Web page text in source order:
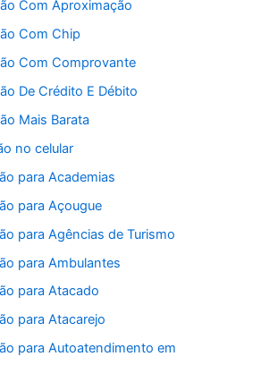
Com Aproximação
Com Chip
Com Comprovante
De Crédito E Débito
Mais Barata
no celular
para Academias
para Açougue
para Agências de Turismo
para Ambulantes
para Atacado
para Atacarejo
para Autoatendimento em